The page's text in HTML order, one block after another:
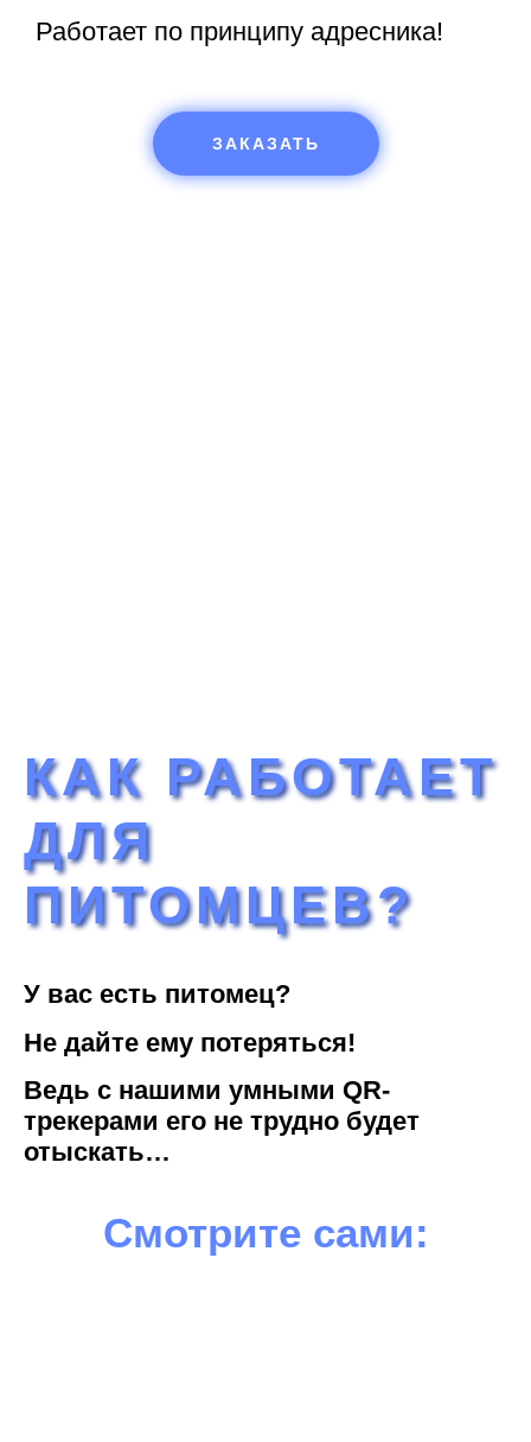
Работает по принципу адресника!
ЗАКАЗАТЬ
КАК РАБОТАЕТ
ДЛЯ
ПИТОМЦЕВ?
У вас есть питомец?
Не дайте ему потеряться!
Ведь с нашими умными QR-
трекерами его не трудно будет
отыскать…
Смотрите сами: